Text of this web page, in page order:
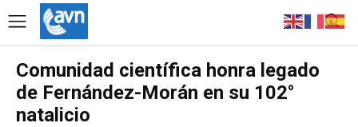
Comunidad científica honra legado
de Fernández-Morán en su 102°
natalicio